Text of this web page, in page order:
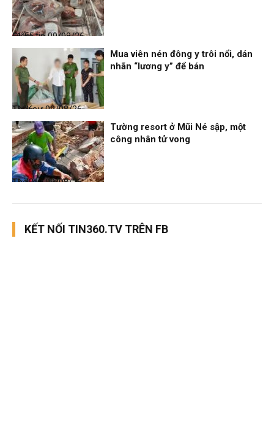
Điểm tin
09/08/26, 11:55
Thời sự
09/08/26, 11:46
Mua viên nén đông y trôi nổi, dán
nhãn “lương y” để bán
Thời sự
09/08/26, 11:43
Tường resort ở Mũi Né sập, một
công nhân tử vong
KẾT NỐI TIN360.TV TRÊN FB